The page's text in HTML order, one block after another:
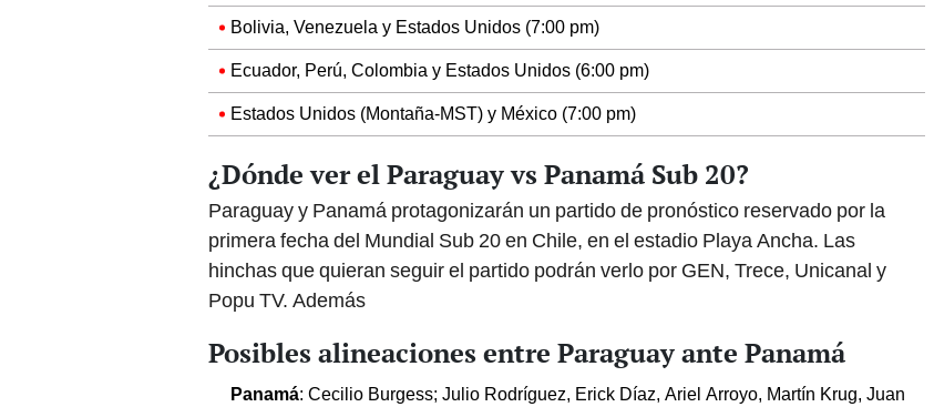
Bolivia, Venezuela y Estados Unidos (7:00 pm)
Ecuador, Perú, Colombia y Estados Unidos (6:00 pm)
Estados Unidos (Montaña-MST) y México (7:00 pm)
¿Dónde ver el Paraguay vs Panamá Sub 20?
Paraguay y Panamá protagonizarán un partido de pronóstico reservado por la
primera fecha del Mundial Sub 20 en Chile, en el estadio Playa Ancha. Las
hinchas que quieran seguir el partido podrán verlo por GEN, Trece, Unicanal y
Popu TV. Además
Posibles alineaciones entre Paraguay ante Panamá
Panamá: Cecilio Burgess; Julio Rodríguez, Erick Díaz, Ariel Arroyo, Martín Krug, Juan